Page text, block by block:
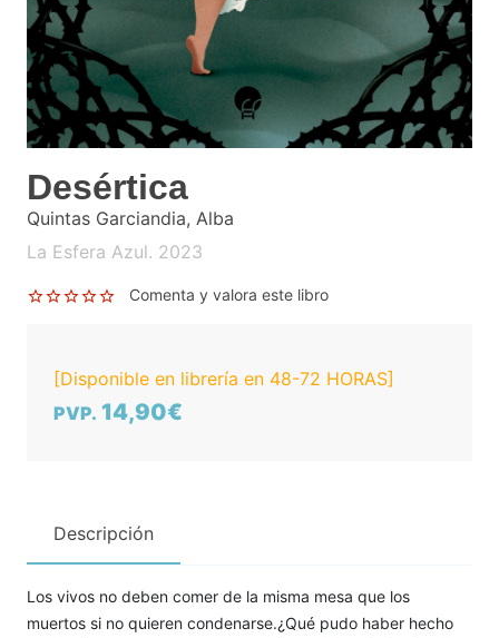
Desértica
Quintas Garciandia, Alba
La Esfera Azul. 2023
Comenta y valora este libro
[Disponible en librería en 48-72 HORAS]
PVP. 14,90€
Descripción
Los vivos no deben comer de la misma mesa que los
muertos si no quieren condenarse.¿Qué pudo haber hecho